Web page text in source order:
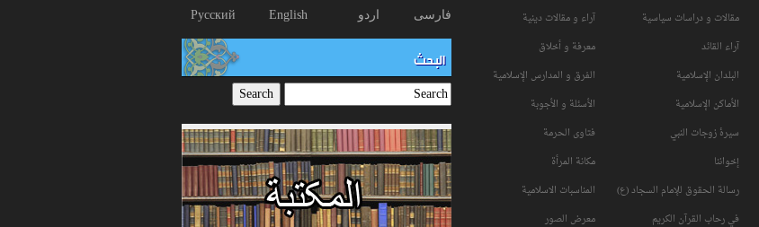
مقالات و دراسات سياسية
آراء و مقالات دينية
آراء القائد
معرفة و أخلاق
البلدان الإسلامية
الفرق و المدارس الإسلامية
الأماكن الإسلامية
الأسئلة و الأجوبة
سیرۀ زوجات النبي
فتاوی الحرمة
إخواننا
مكانة‌ المرأة
رسالة الحقوق للإمام السجاد (ع)
المناسبات الاسلامیة
في رحاب القرآن الکریم
معرض الصور
فارسی
اردو English
Русский
البحث